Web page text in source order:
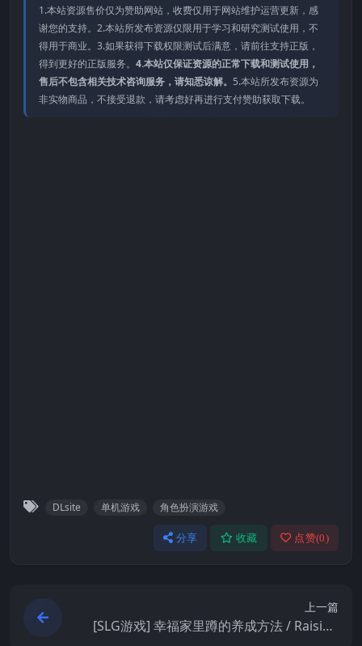
1.本站资源售价仅为赞助网站，收费仅用于网站维护运营更新，感
谢您的支持。2.本站所发布资源仅限用于学习和研究测试使用，不
得用于商业。3.如果获得下载权限测试后满意，请前往支持正版，
得到更好的正版服务。 4.本站仅保证资源的正常下载和测试使用，
售后不包含相关技术咨询服务，请知悉谅解。 5.本站所发布资源为
非实物商品，不接受退款，请考虑好再进行支付赞助获取下载。
DLsite 单机游戏 角色扮演游戏
分享 收藏 点赞(0)
上一篇
[SLG游戏] 幸福家里蹲的养成方法 / Raising